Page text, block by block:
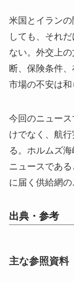
米国とイラン
しても、それ
ない。外交上
断、保険条件
市場の不安は和
今回のニュー
けでなく、航
る。ホルムズ
ニュースであ
に届く供給網の
出典・参考
主な参照資料